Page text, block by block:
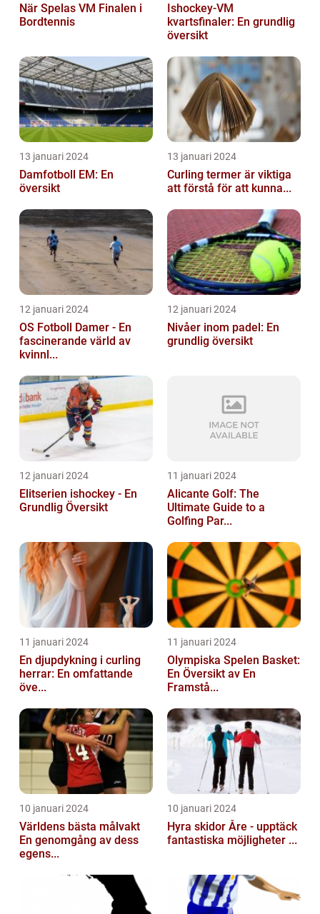
När Spelas VM Finalen i
Bordtennis
Ishockey-VM
kvartsfinaler: En grundlig
översikt
13 januari 2024
Damfotboll EM: En
översikt
13 januari 2024
Curling termer är viktiga
att förstå för att kunna...
12 januari 2024
OS Fotboll Damer - En
fascinerande värld av
kvinnl...
12 januari 2024
Nivåer inom padel: En
grundlig översikt
12 januari 2024
Elitserien ishockey - En
Grundlig Översikt
11 januari 2024
Alicante Golf: The
Ultimate Guide to a
Golfing Par...
11 januari 2024
En djupdykning i curling
herrar: En omfattande
öve...
11 januari 2024
Olympiska Spelen Basket:
En Översikt av En
Framstå...
10 januari 2024
Världens bästa målvakt
En genomgång av dess
egens...
10 januari 2024
Hyra skidor Åre - upptäck
fantastiska möjligheter ...